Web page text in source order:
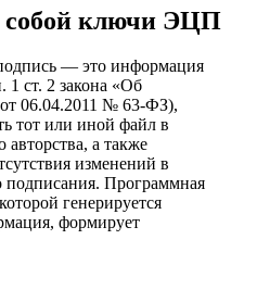
собой ключи ЭЦП
— это информация
1 ст. 2 закона «Об
06.04.2011 № 63-ФЗ),
тот или иной файл в
авторства, а также
изменений в
подписания. Программная
генерируется
формирует